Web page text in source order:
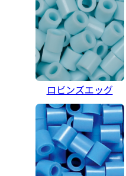
ロビンズエッグ